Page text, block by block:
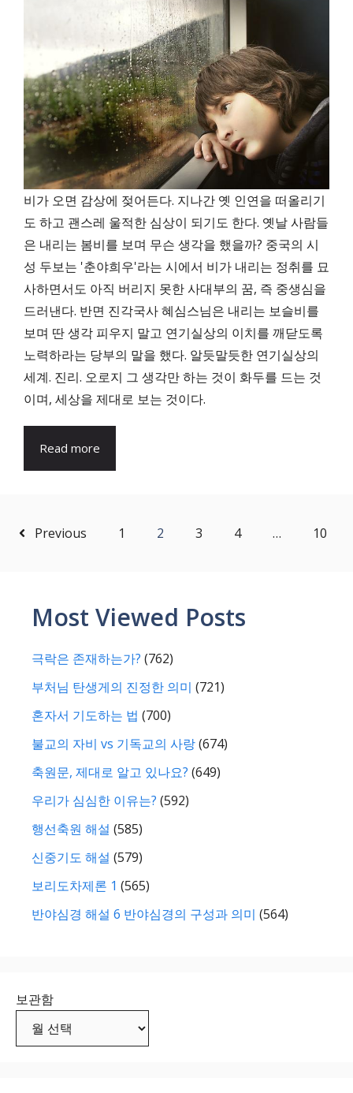
비가 오면 감상에 젖어든다. 지나간 옛 인연을 떠올리기
도 하고 괜스레 울적한 심상이 되기도 한다. 옛날 사람들
은 내리는 봄비를 보며 무슨 생각을 했을까? 중국의 시
성 두보는 '춘야희우'라는 시에서 비가 내리는 정취를 묘
사하면서도 아직 버리지 못한 사대부의 꿈, 즉 중생심을
드러낸다. 반면 진각국사 혜심스님은 내리는 보슬비를
보며 딴 생각 피우지 말고 연기실상의 이치를 깨닫도록
노력하라는 당부의 말을 했다. 알듯말듯한 연기실상의
세계. 진리. 오로지 그 생각만 하는 것이 화두를 드는 것
이며, 세상을 제대로 보는 것이다.
Read more
Previous 1 2 3 4 … 10
Most Viewed Posts
극락은 존재하는가? (762)
부처님 탄생게의 진정한 의미 (721)
혼자서 기도하는 법 (700)
불교의 자비 vs 기독교의 사랑(674)
축원문, 제대로 알고 있나요? (649)
우리가 심심한 이유는? (592)
행선축원 해설 (585)
신중기도 해설 (579)
보리도차제론 1 (565)
반야심경 해설 6 반야심경의 구성과 의미 (564)
보관함